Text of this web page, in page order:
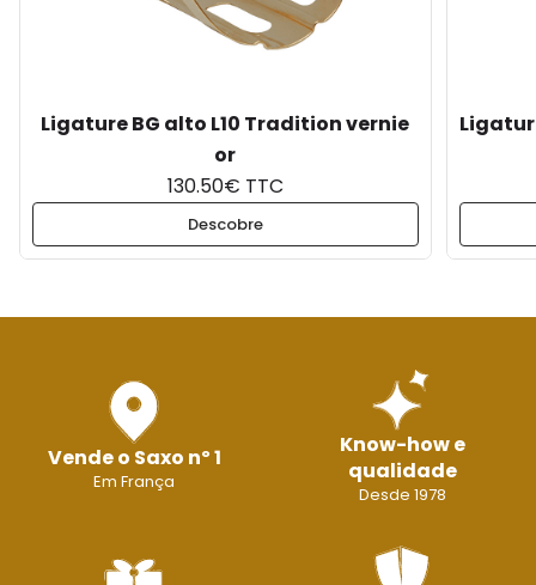
Ligature BG alto L10 Tradition vernie
or
130.50€ TTC
Descobre
Vende o Saxo nº 1
Em França
Know-how e
qualidade
Desde 1978